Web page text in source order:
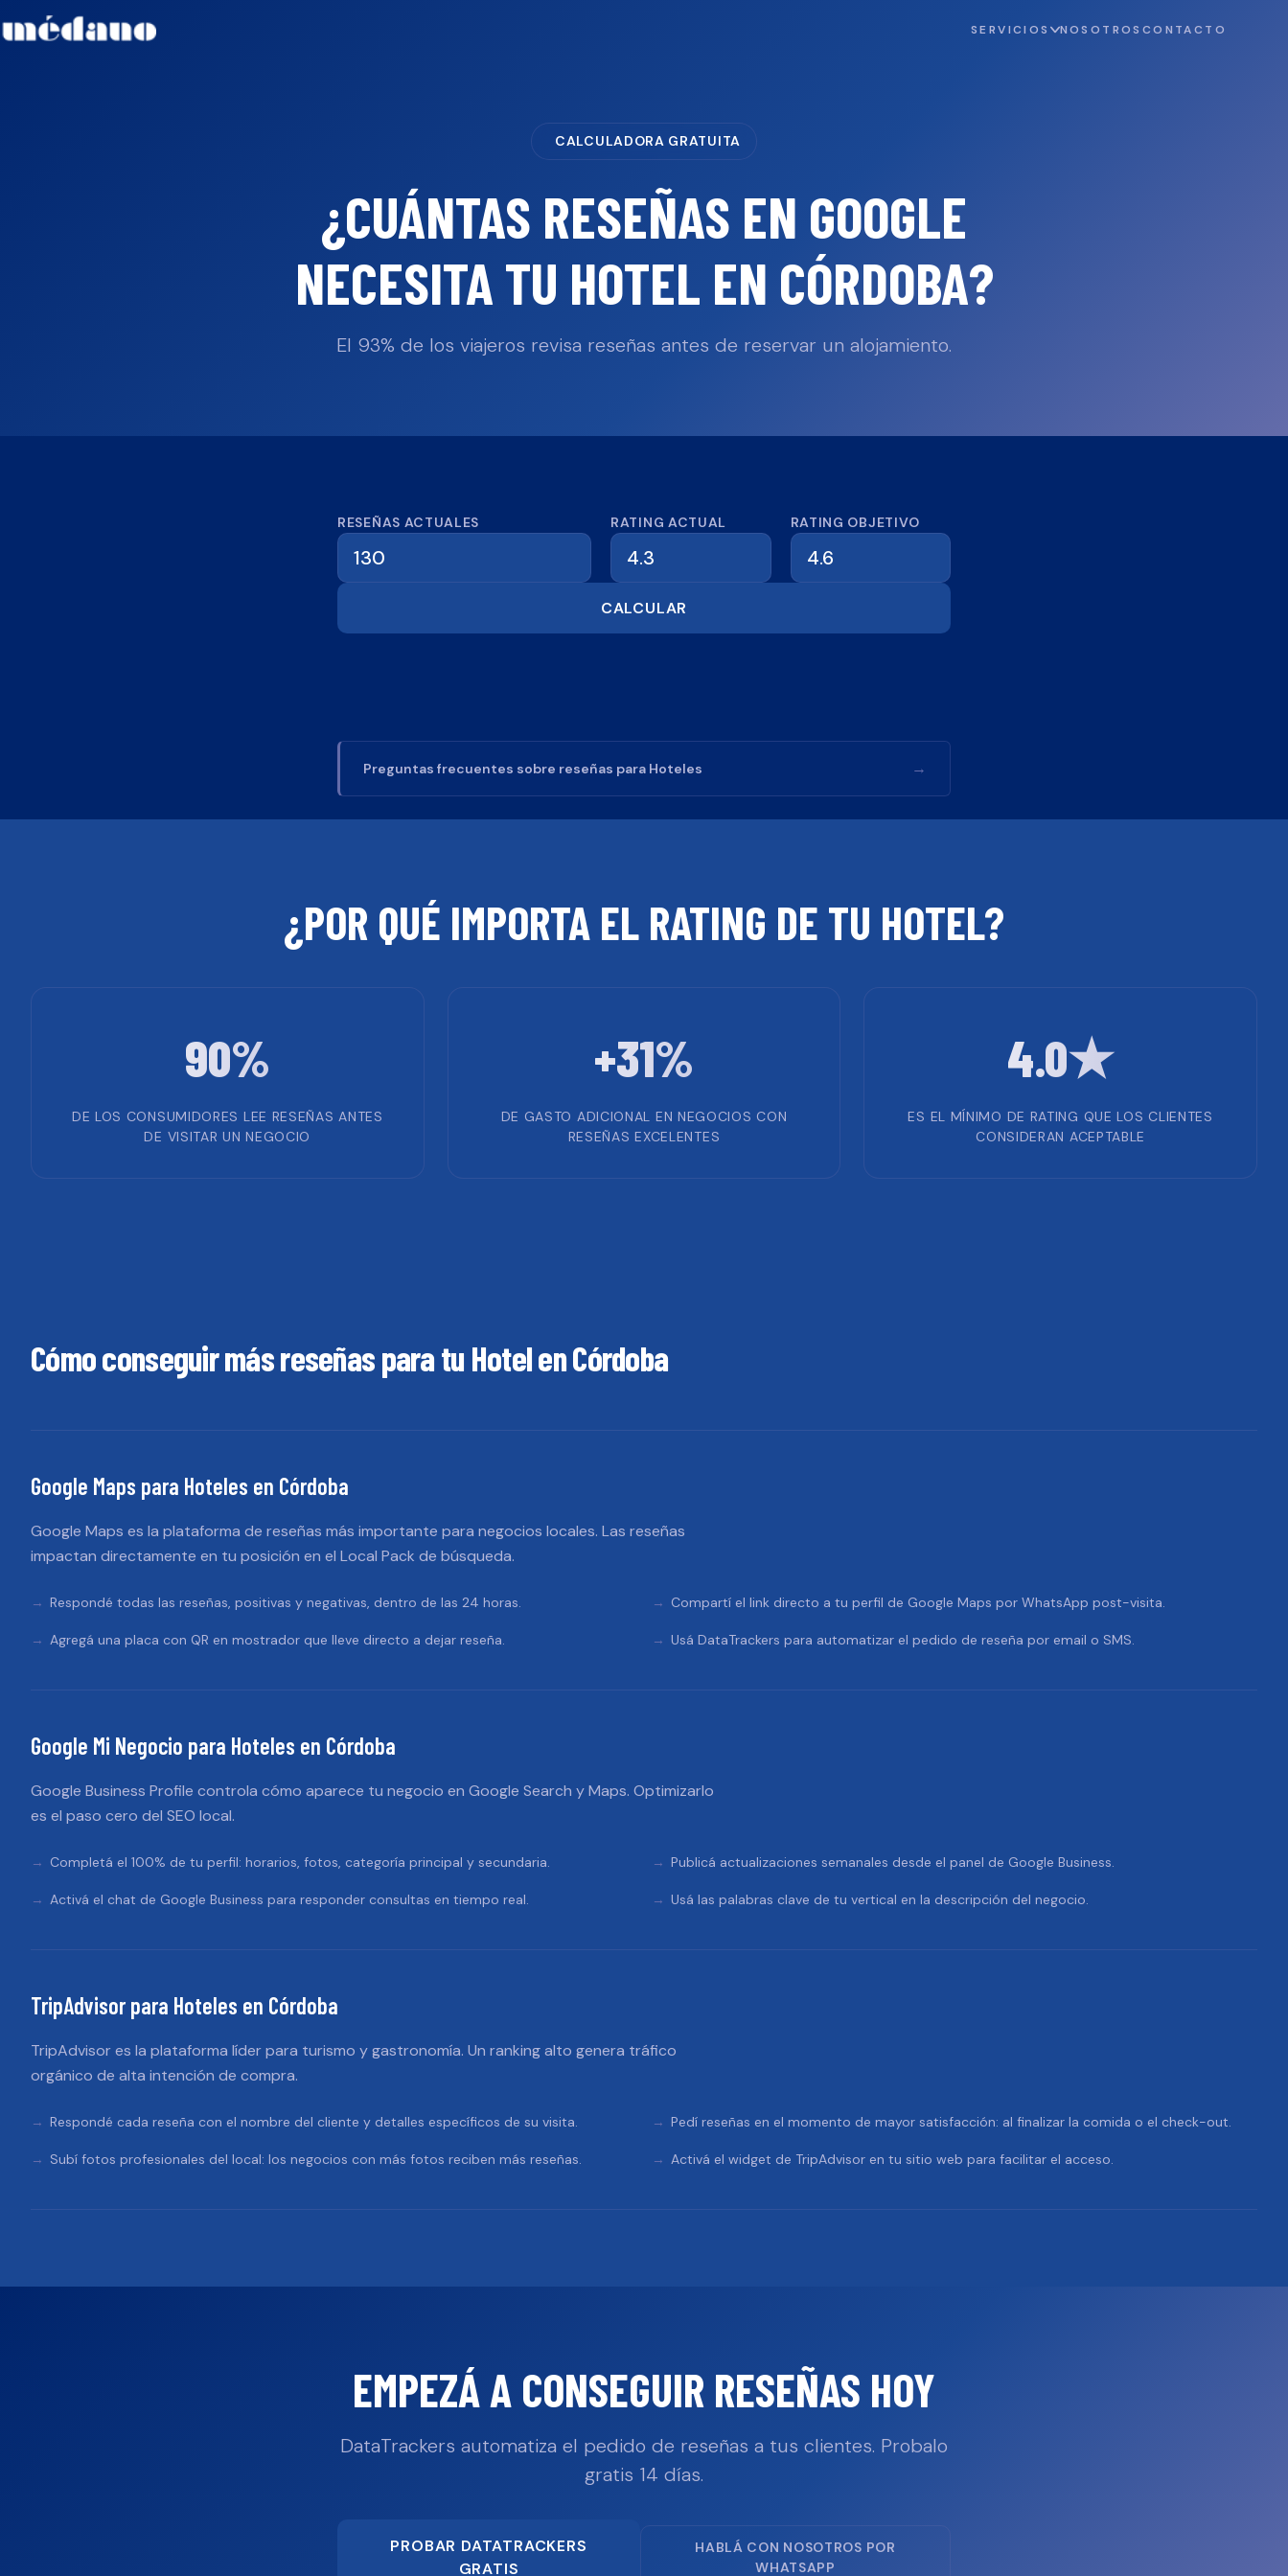
SERVICIOS NOSOTROS CONTACTO
CALCULADORA GRATUITA
¿CUÁNTAS RESEÑAS EN GOOGLE
NECESITA TU HOTEL EN CÓRDOBA?
El 93% de los viajeros revisa reseñas antes de reservar un alojamiento.
Calculadora de reseñas
RESEÑAS ACTUALES RATING ACTUAL RATING OBJETIVO
CALCULAR
Preguntas frecuentes sobre reseñas para Hoteles →
¿POR QUÉ IMPORTA EL RATING DE TU HOTEL?
90%
DE LOS CONSUMIDORES LEE RESEÑAS ANTES
DE VISITAR UN NEGOCIO
+31%
DE GASTO ADICIONAL EN NEGOCIOS CON
RESEÑAS EXCELENTES
4.0★
ES EL MÍNIMO DE RATING QUE LOS CLIENTES
CONSIDERAN ACEPTABLE
Cómo conseguir más reseñas para tu HotelenCórdoba
Google Maps para Hoteles en Córdoba
Google Maps es la plataforma de reseñas más importante para negocios locales. Las reseñas
impactan directamente en tu posición en el Local Pack de búsqueda.
Respondé todas las reseñas, positivas y negativas, dentro de las 24 horas. Compartí el link directo a tu perfil de Google Maps por WhatsApp post-visita.
Agregá una placa con QR en mostrador que lleve directo a dejar reseña. Usá DataTrackers para automatizar el pedido de reseña por email o SMS.
Google Mi Negocio para Hoteles en Córdoba
Google Business Profile controla cómo aparece tu negocio en Google Search y Maps. Optimizarlo
es el paso cero del SEO local.
Completá el 100% de tu perfil: horarios, fotos, categoría principal y secundaria. Publicá actualizaciones semanales desde el panel de Google Business.
Activá el chat de Google Business para responder consultas en tiempo real. Usá las palabras clave de tu vertical en la descripción del negocio.
TripAdvisor para Hoteles en Córdoba
TripAdvisor es la plataforma líder para turismo y gastronomía. Un ranking alto genera tráfico
orgánico de alta intención de compra.
Respondé cada reseña con el nombre del cliente y detalles específicos de su visita. Pedí reseñas en el momento de mayor satisfacción: al finalizar la comida o el check-out.
Subí fotos profesionales del local: los negocios con más fotos reciben más reseñas. Activá el widget de TripAdvisor en tu sitio web para facilitar el acceso.
EMPEZÁ A CONSEGUIR RESEÑAS HOY
DataTrackers automatiza el pedido de reseñas a tus clientes. Probalo
gratis 14 días.
PROBAR DATATRACKERS
GRATIS
HABLÁ CON NOSOTROS POR
WHATSAPP